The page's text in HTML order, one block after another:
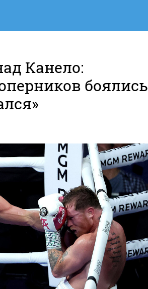
Канело:
боялись